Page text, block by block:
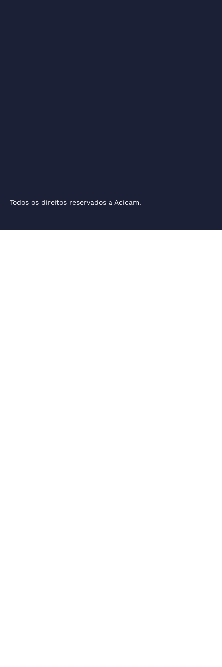
Todos os direitos reservados a Acicam.